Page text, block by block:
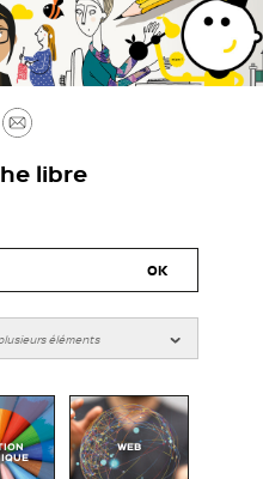
Imprimer
libre
WEB